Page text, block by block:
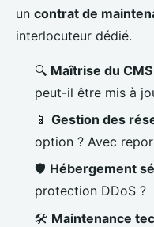
un contrat de
interlocuteur dédié.
🔍 Maîtrise du CMS
peut-il être mis à
📱 Gestion des
option ? Avec
🛡️ Hébergement
protection DDoS ?
🛠️ Maintenance